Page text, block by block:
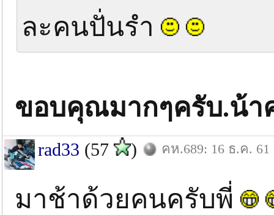
ละคนปั่นรำ
ขอบคุณมากๆครับ.น้า
rad33 (57 ) คห.689: 16 ธ.ค. 61
มาช้าด้วยคนครับพี่